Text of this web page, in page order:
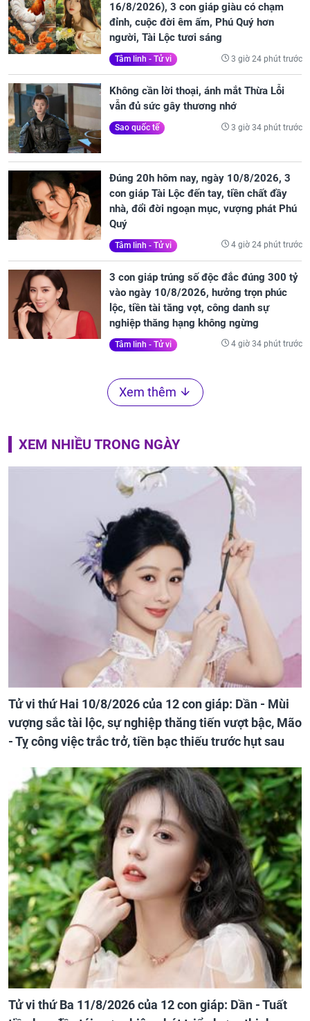
16/8/2026), 3 con giáp giàu có chạm
đỉnh, cuộc đời êm ấm, Phú Quý hơn
người, Tài Lộc tươi sáng
Tâm linh - Tử vi 3 giờ 24 phút trước
Không cần lời thoại, ánh mắt Thừa Lỗi
vẫn đủ sức gây thương nhớ
Sao quốc tế 3 giờ 34 phút trước
Đúng 20h hôm nay, ngày 10/8/2026, 3
con giáp Tài Lộc đến tay, tiền chất đầy
nhà, đổi đời ngoạn mục, vượng phát Phú
Quý
Tâm linh - Tử vi 4 giờ 24 phút trước
3 con giáp trúng số độc đắc đúng 300 tỷ
vào ngày 10/8/2026, hưởng trọn phúc
lộc, tiền tài tăng vọt, công danh sự
nghiệp thăng hạng không ngừng
Tâm linh - Tử vi 4 giờ 34 phút trước
Xem thêm
XEM NHIỀU TRONG NGÀY
Tử vi thứ Hai 10/8/2026 của 12 con giáp: Dần - Mùi
vượng sắc tài lộc, sự nghiệp thăng tiến vượt bậc, Mão
- Tỵ công việc trắc trở, tiền bạc thiếu trước hụt sau
Tử vi thứ Ba 11/8/2026 của 12 con giáp: Dần - Tuất